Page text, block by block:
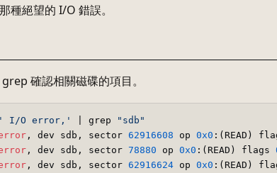
種絕望的 I/O 錯誤。
確認相關磁碟的項目。
' I/O error,' | grep
"sdb"
, dev sdb, sector 62916608 op 0x0 :(READ)
, dev sdb, sector 78880 op 0x0 :(READ) flags
, dev sdb, sector 62916624 op 0x0 :(READ)